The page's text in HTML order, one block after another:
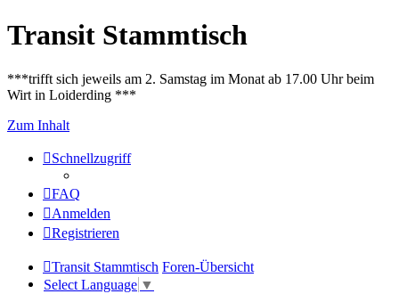
Transit Stammtisch
***trifft sich jeweils am 2. Samstag im Monat ab 17.00 Uhr beim
Wirt in Loiderding ***
Zum Inhalt
Schnellzugriff
FAQ
Anmelden
Registrieren
Transit Stammtisch Foren-Übersicht
Select Language ▼